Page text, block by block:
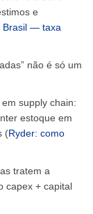
e
Brasil — taxa
não é só um
supply chain:
estoque em
(Ryder: como
tratem a
capex + capital